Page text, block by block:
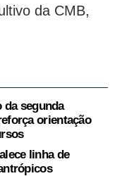
da CMB,
da segunda
orientação
linha de